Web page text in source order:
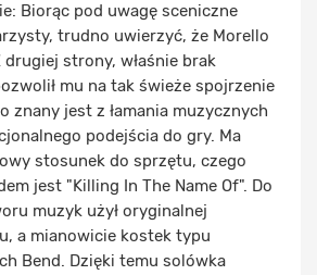
Biorąc pod uwagę sceniczne
trudno uwierzyć, że Morello
strony, właśnie brak
mu na tak świeże spojrzenie
znany jest z łamania muzycznych
podejścia do gry. Ma
stosunek do sprzętu, czego
jest "Killing In The Name Of". Do
muzyk użył oryginalnej
a mianowicie kostek typu
Bend. Dzięki temu solówka